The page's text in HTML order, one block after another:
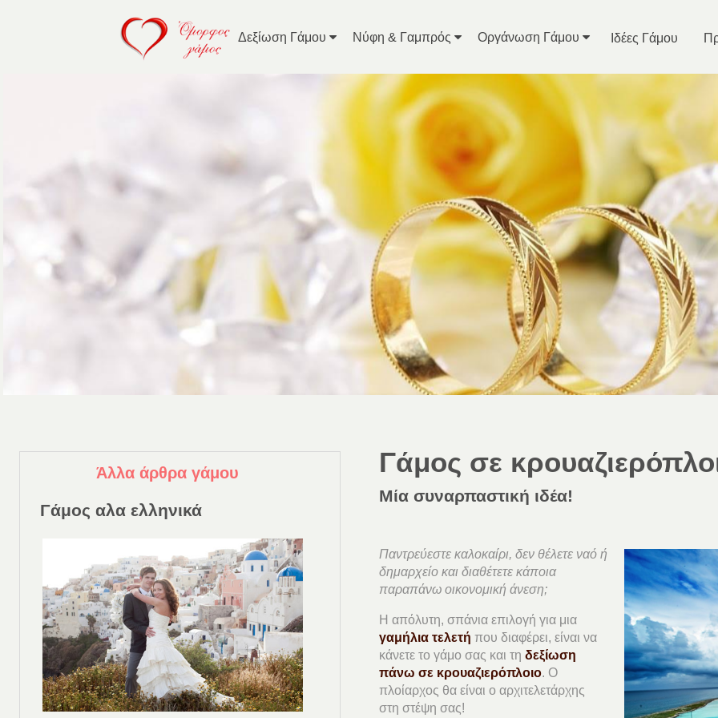
Δεξίωση Γάμου Νύφη & Γαμπρός Οργάνωση Γάμου Ιδέες Γάμου
Γάμος σε
Μία συναρπαστική ιδέα!
Παντρεύεστε καλοκαίρι, δεν θέλετε ναό ή
δημαρχείο και διαθέτετε κάποια
παραπάνω οικονομική άνεση;
Η απόλυτη, σπάνια επιλογή για μια
γαμήλια τελετή που διαφέρει, είναι να
κάνετε το γάμο σας και τηδεξίωση
πάνω σε κρουαζιερόπλοιο. Ο
πλοίαρχος θα είναι ο αρχιτελετάρχης
στη στέψη σας!
Άλλα άρθρα γάμου
Γάμος αλα ελληνικά